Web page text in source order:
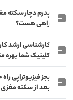
پدرم دچار سکته
راهی هست؟
کارشناسی ارشد
کلینیک شما بهره
بجز فیزیوتراپی
بعد از سکته مغزی